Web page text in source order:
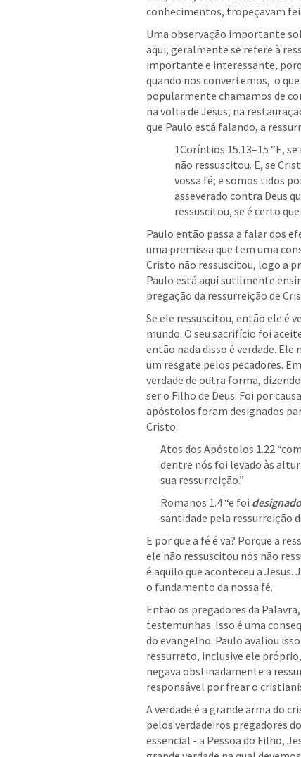
conhecimentos, tropeçavam
Uma observação importante
aqui, geralmente se refere à
importante e interessante,
quando nos convertemos,  o
popularmente chamamos de
na volta de Jesus, na
que Paulo está falando, a
1Coríntios 15.13–15 “E,
não ressuscitou. E, se
vossa fé; e somos tidos
asseverado contra Deus
ressuscitou, se é certo
Paulo então passa a falar dos
uma premissa que tem uma
Cristo não ressuscitou, logo a
Paulo está aqui sutilmente
pregação da ressurreição de
Se ele ressuscitou, então ele é
mundo. O seu sacrifício foi
então nada disso é verdade. Ele
um resgate pelos pecadores. Em
verdade de outra forma,
ser o Filho de Deus. Foi por
apóstolos foram designados
Cristo:
Atos dos Apóstolos 1.22
dentre nós foi levado às
sua ressurreição.”
Romanos 1.4 “e foi designado
E por que a fé é vã? Porque a
ele não ressuscitou nós não
é aquilo que aconteceu a Jesus.
o fundamento da nossa fé.
Então os pregadores da
testemunhas. Isso é uma
do evangelho. Paulo avaliou
ressurreto, inclusive ele
negava obstinadamente a
responsável por frear o
A verdade é a grande arma do
pelos verdadeiros pregadores
essencial - a Pessoa do Filho,